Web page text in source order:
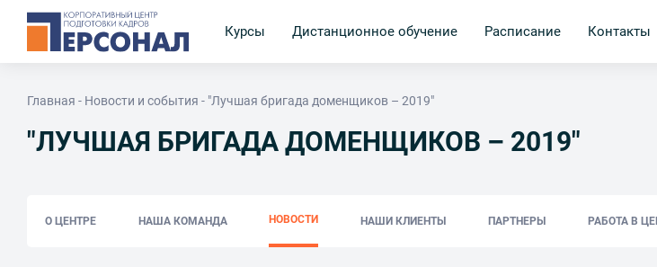
Курсы Дистанционное обучение Расписание Контакты
Главная Новости и события "Лучшая бригада доменщиков – 2019"
"ЛУЧШАЯ БРИГАДА ДОМЕНЩИКОВ – 2019"
О ЦЕНТРЕ НАША КОМАНДА НОВОСТИ НАШИ КЛИЕНТЫ ПАРТНЕРЫ РАБОТА В